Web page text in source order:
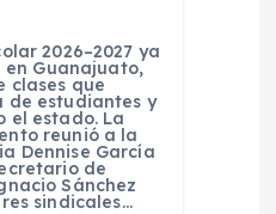
2026–2027 ya
Guanajuato,
clases que
de estudiantes y
el estado. La
reunió a la
Dennise García
de
Sánchez
sindicales…